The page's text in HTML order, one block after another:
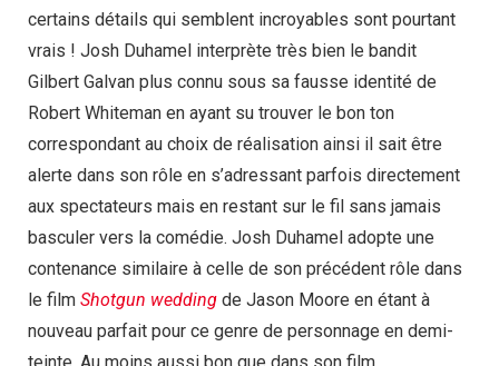
certains détails qui semblent incroyables sont pourtant
vrais ! Josh Duhamel interprète très bien le bandit
Gilbert Galvan plus connu sous sa fausse identité de
Robert Whiteman en ayant su trouver le bon ton
correspondant au choix de réalisation ainsi il sait être
alerte dans son rôle en s’adressant parfois directement
aux spectateurs mais en restant sur le fil sans jamais
basculer vers la comédie. Josh Duhamel adopte une
contenance similaire à celle de son précédent rôle dans
le film Shotgun wedding de Jason Moore en étant à
nouveau parfait pour ce genre de personnage en demi-